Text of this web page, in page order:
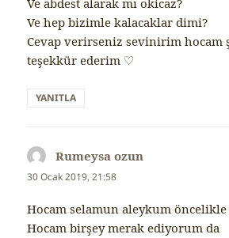
Ve abdest alarak mı okicaz?
Ve hep bizimle kalacaklar dimi?
Cevap verirseniz sevinirim hocam
teşekkür ederim ♡
YANITLA
Rumeysa ozun
30 Ocak 2019, 21:58
Hocam selamun aleykum öncelikle
Hocam birşey merak ediyorum da